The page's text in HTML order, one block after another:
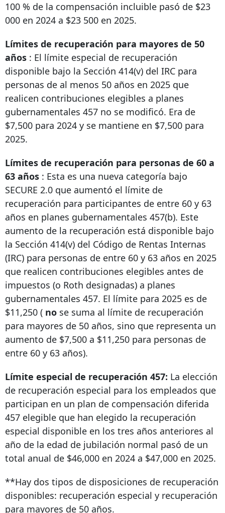
100 % de la compensación incluible pasó de $23
000 en 2024 a $23 500 en 2025.
Límites de recuperación para mayores de 50
años : El límite especial de recuperación
disponible bajo la Sección 414(v) del IRC para
personas de al menos 50 años en 2025 que
realicen contribuciones elegibles a planes
gubernamentales 457 no se modificó. Era de
$7,500 para 2024 y se mantiene en $7,500 para
2025.
Límites de recuperación para personas de 60 a
63 años : Esta es una nueva categoría bajo
SECURE 2.0 que aumentó el límite de
recuperación para participantes de entre 60 y 63
años en planes gubernamentales 457(b). Este
aumento de la recuperación está disponible bajo
la Sección 414(v) del Código de Rentas Internas
(IRC) para personas de entre 60 y 63 años en 2025
que realicen contribuciones elegibles antes de
impuestos (o Roth designadas) a planes
gubernamentales 457. El límite para 2025 es de
$11,250 ( no se suma al límite de recuperación
para mayores de 50 años, sino que representa un
aumento de $7,500 a $11,250 para personas de
entre 60 y 63 años).
Límite especial de recuperación 457: La elección
de recuperación especial para los empleados que
participan en un plan de compensación diferida
457 elegible que han elegido la recuperación
especial disponible en los tres años anteriores al
año de la edad de jubilación normal pasó de un
total anual de $46,000 en 2024 a $47,000 en 2025.
**Hay dos tipos de disposiciones de recuperación
disponibles: recuperación especial y recuperación
para mayores de 50 años.